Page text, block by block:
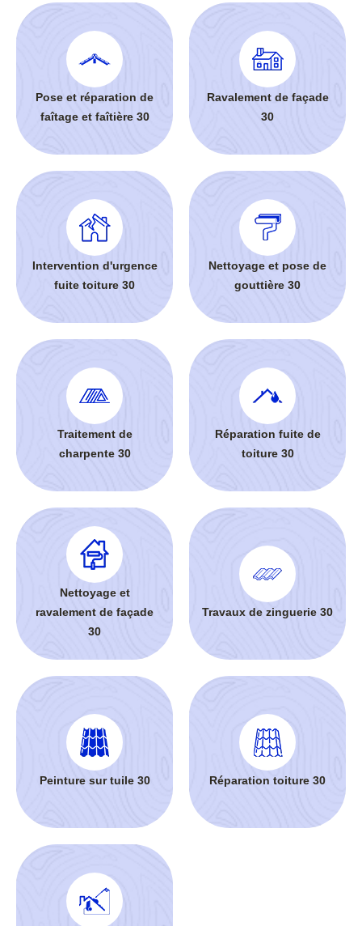
Pose et réparation de
faîtage et faîtière 30
Ravalement de façade
30
Intervention d'urgence
fuite toiture 30
Nettoyage et pose de
gouttière 30
Traitement de
charpente 30
Réparation fuite de
toiture 30
Nettoyage et
ravalement de façade
30
Travaux de zinguerie 30
Peinture sur tuile 30 Réparation toiture 30